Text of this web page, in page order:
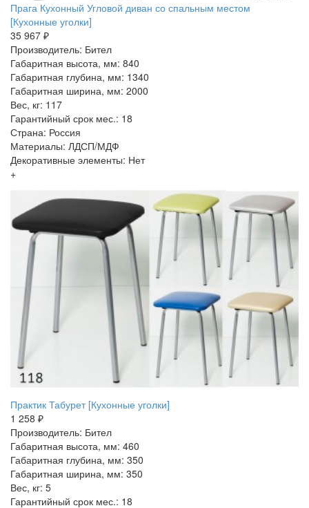
Прага Кухонный Угловой диван со спальным местом
[Кухонные уголки]
35 967 ₽
Производитель: Бител
Габаритная высота, мм: 840
Габаритная глубина, мм: 1340
Габаритная ширина, мм: 2000
Вес, кг: 117
Гарантийный срок мес.: 18
Страна: Россия
Материалы: ЛДСП/МДФ
Декоративные элементы: Нет
+
Практик Табурет [Кухонные уголки]
1 258 ₽
Производитель: Бител
Габаритная высота, мм: 460
Габаритная глубина, мм: 350
Габаритная ширина, мм: 350
Вес, кг: 5
Гарантийный срок мес.: 18